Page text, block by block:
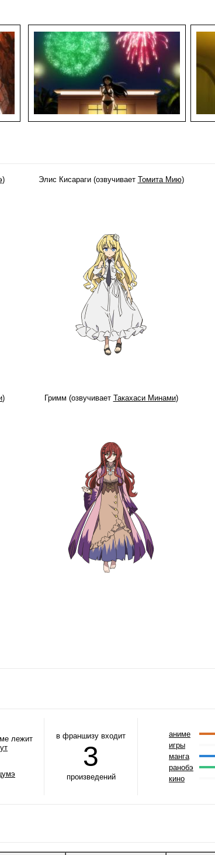
) Элис Кисараги (озвучивает Томита Мию)
) Гримм (озвучивает Такахаси Минами)
лежит
в франшизу входит
3
произведений
аниме
игры
манга
ранобэ
кино